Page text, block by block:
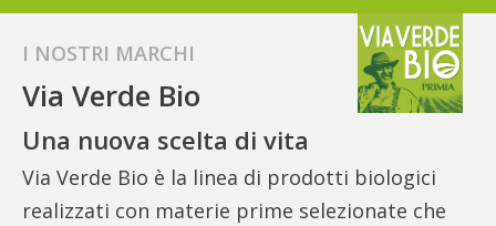
I NOSTRI MARCHI
Via Verde Bio
Una nuova scelta di vita
Via Verde Bio è la linea di prodotti biologici
realizzati con materie prime selezionate che